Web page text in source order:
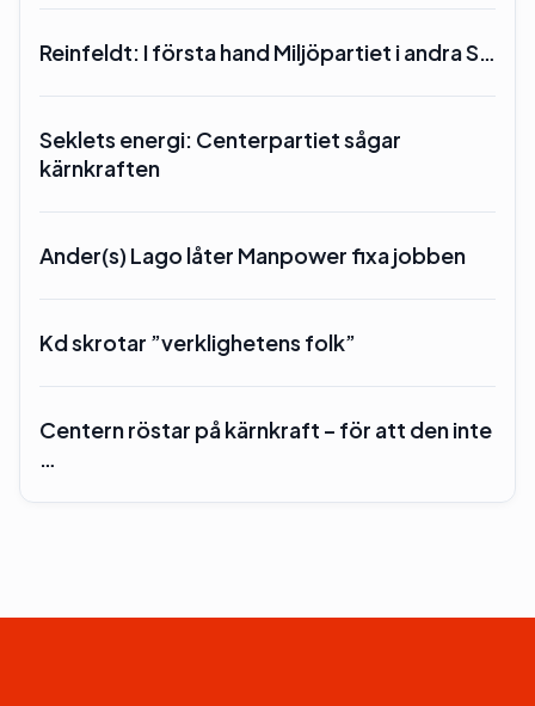
Reinfeldt: I första hand Miljöpartiet i andra S…
Seklets energi: Centerpartiet sågar
kärnkraften
Ander(s) Lago låter Manpower fixa jobben
Kd skrotar ”verklighetens folk”
Centern röstar på kärnkraft – för att den inte
…